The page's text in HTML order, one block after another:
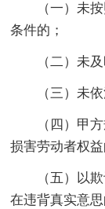
（一）未
条件的；
（二）未
（三）未
（四）甲
损害劳动者权益
（五）以
在违背真实意